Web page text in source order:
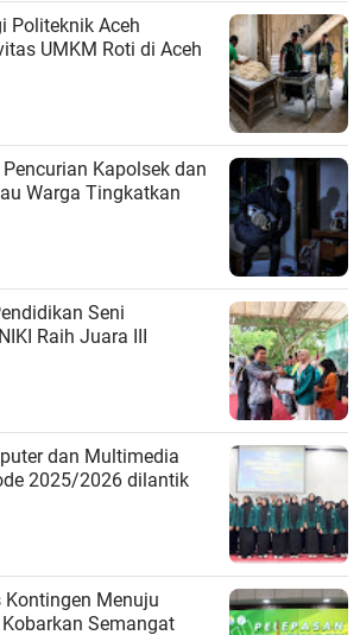
Politeknik Aceh
UMKM Roti di Aceh
Kapolsek dan
Warga Tingkatkan
Seni
Raih Juara III
dan Multimedia
Periode 2025/2026 dilantik
Kontingen Menuju
Semangat